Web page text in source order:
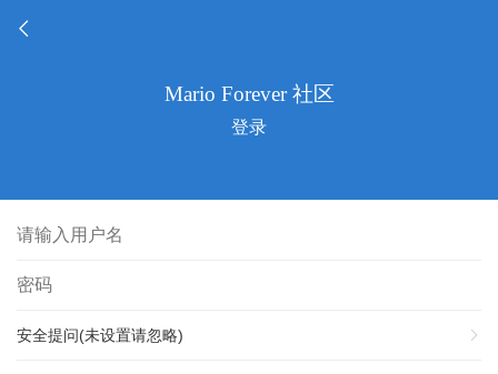
登录
安全提问(未设置请忽略)